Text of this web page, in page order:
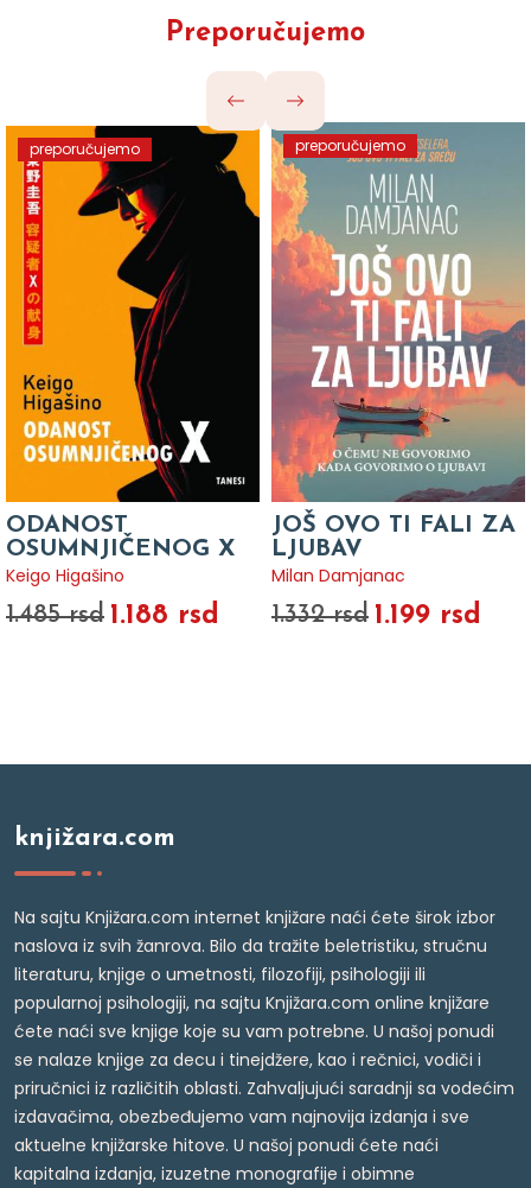
Preporučujemo
preporučujemo
ODANOST
OSUMNJIČENOG X
Keigo Higašino
1.485 rsd 1.188 rsd
preporučujemo
JOŠ OVO TI FALI ZA
LJUBAV
Milan Damjanac
1.332 rsd 1.199 rsd
knjižara.com
Na sajtu Knjižara.com internet knjižare naći ćete širok izbor
naslova iz svih žanrova. Bilo da tražite beletristiku, stručnu
literaturu, knjige o umetnosti, filozofiji, psihologiji ili
popularnoj psihologiji, na sajtu Knjižara.com online knjižare
ćete naći sve knjige koje su vam potrebne. U našoj ponudi
se nalaze knjige za decu i tinejdžere, kao i rečnici, vodiči i
priručnici iz različitih oblasti. Zahvaljujući saradnji sa vodećim
izdavačima, obezbeđujemo vam najnovija izdanja i sve
aktuelne knjižarske hitove. U našoj ponudi ćete naći
kapitalna izdanja, izuzetne monografije i obimne